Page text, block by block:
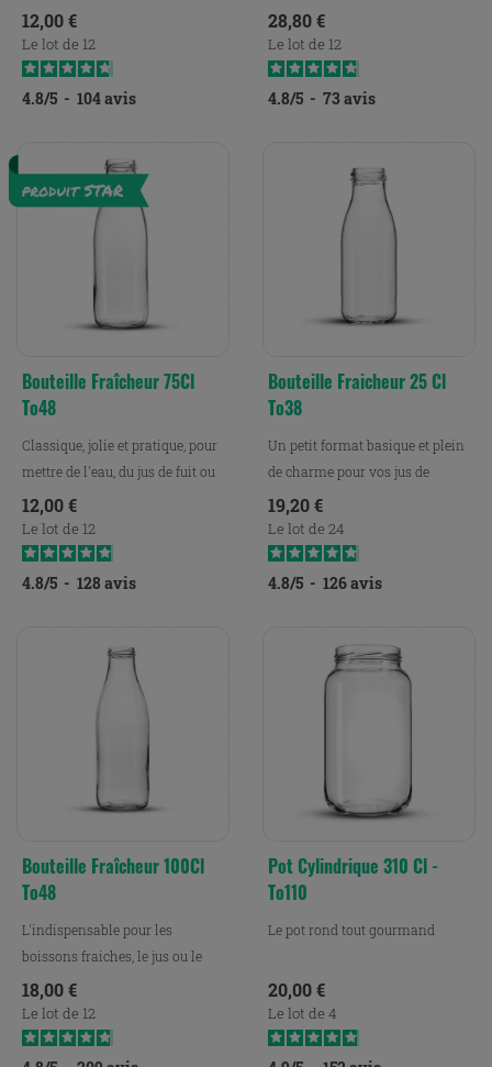
Prix
12,00 €
Le lot de 12
4.8/5 - 104avis
Prix
28,80 €
Le lot de 12
4.8/5 - 73 avis
Bouteille Fraîcheur 75Cl
To48
Classique, jolie et pratique, pour
mettre de l'eau, du jus de fuit ou
du lait.
Prix
12,00 €
Le lot de 12
4.8/5 - 128 avis
Bouteille Fraicheur 25 Cl
To38
Un petit format basique et plein
de charme pour vos jus de
fruits.
Prix
19,20 €
Le lot de 24
4.8/5 - 126avis
Bouteille Fraîcheur 100Cl
To48
L'indispensable pour les
boissons fraiches, le jus ou le
lait.
Prix
18,00 €
Le lot de 12
Pot Cylindrique 310 Cl -
To110
Le pot rond tout gourmand
Prix
20,00 €
Le lot de 4